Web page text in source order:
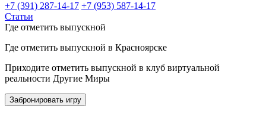
+7 (391) 287-14-17 +7 (953) 587-14-17
Статьи
Где отметить выпускной
Где отметить выпускной в Красноярске
Приходите отметить выпускной в клуб виртуальной
реальности Другие Миры
Забронировать игру